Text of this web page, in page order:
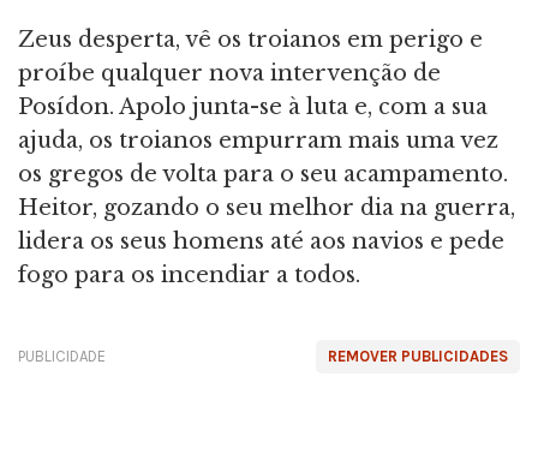
Zeus desperta, vê os troianos em perigo e
proíbe qualquer nova intervenção de
Posídon. Apolo junta-se à luta e, com a sua
ajuda, os troianos empurram mais uma vez
os gregos de volta para o seu acampamento.
Heitor, gozando o seu melhor dia na guerra,
lidera os seus homens até aos navios e pede
fogo para os incendiar a todos.
REMOVER PUBLICIDADES
PUBLICIDADE